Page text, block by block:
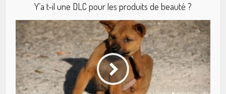
Y’a t-il une DLC pour les produits de beauté ?